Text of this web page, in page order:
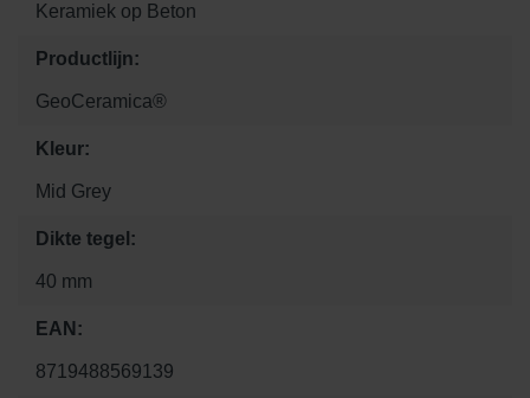
Keramiek op Beton
Productlijn:
GeoCeramica®
Kleur:
Mid Grey
Dikte tegel:
40 mm
EAN:
8719488569139